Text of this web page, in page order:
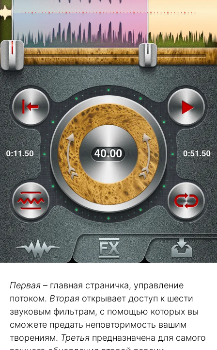
Первая – главная страничка, управление
потоком. Вторая открывает доступ к шести
звуковым фильтрам, с помощью которых вы
сможете предать неповторимость вашим
творениям. Третья предназначена для самого